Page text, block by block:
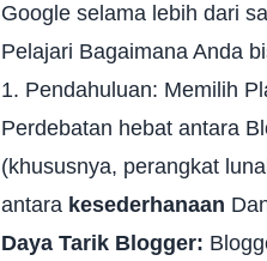
Google selama lebih dari
Pelajari Bagaimana Anda
1. Pendahuluan: Memilih
Perdebatan hebat antara
(khususnya, perangkat
antara kesederhanaan
Daya Tarik Blogger: